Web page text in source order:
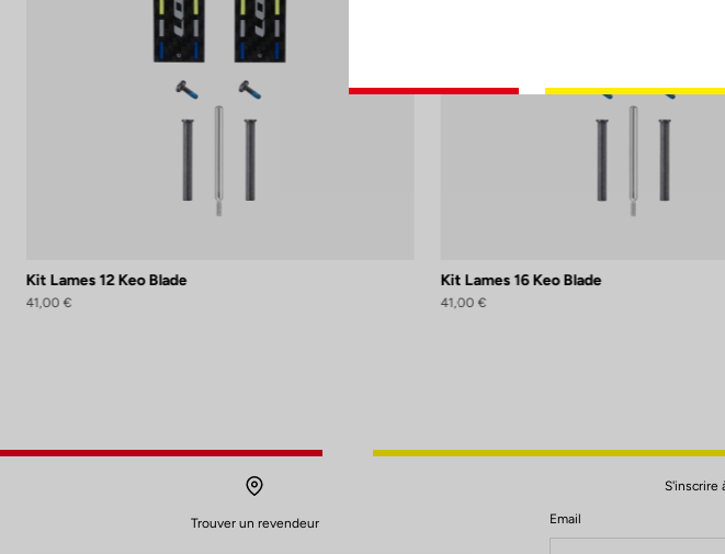
Kit Lames 12 Keo Blade
41,00 €
Kit Lames 16 Keo Blade
41,00 €
Trouver un revendeur
S'inscrire
Email